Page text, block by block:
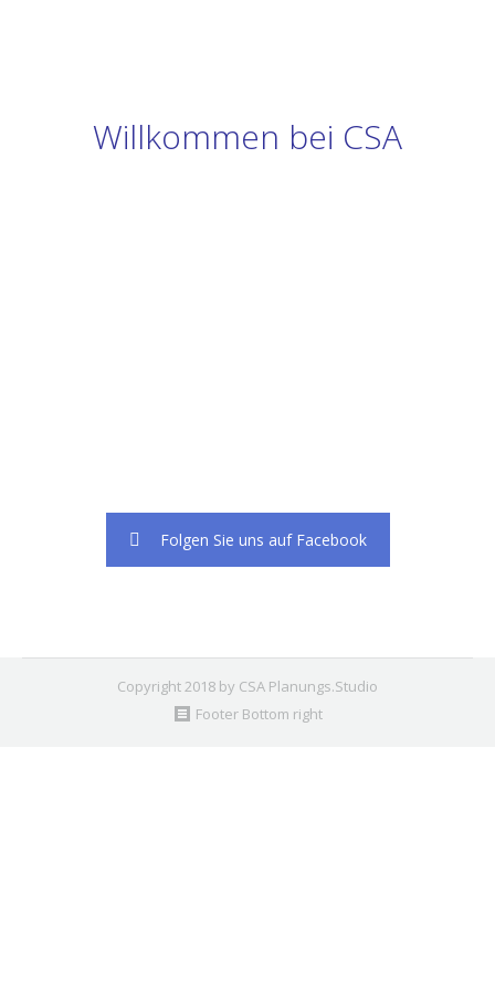
Willkommen bei CSA
Folgen Sie uns auf Facebook
Copyright 2018 by CSA Planungs.Studio
Footer Bottom right